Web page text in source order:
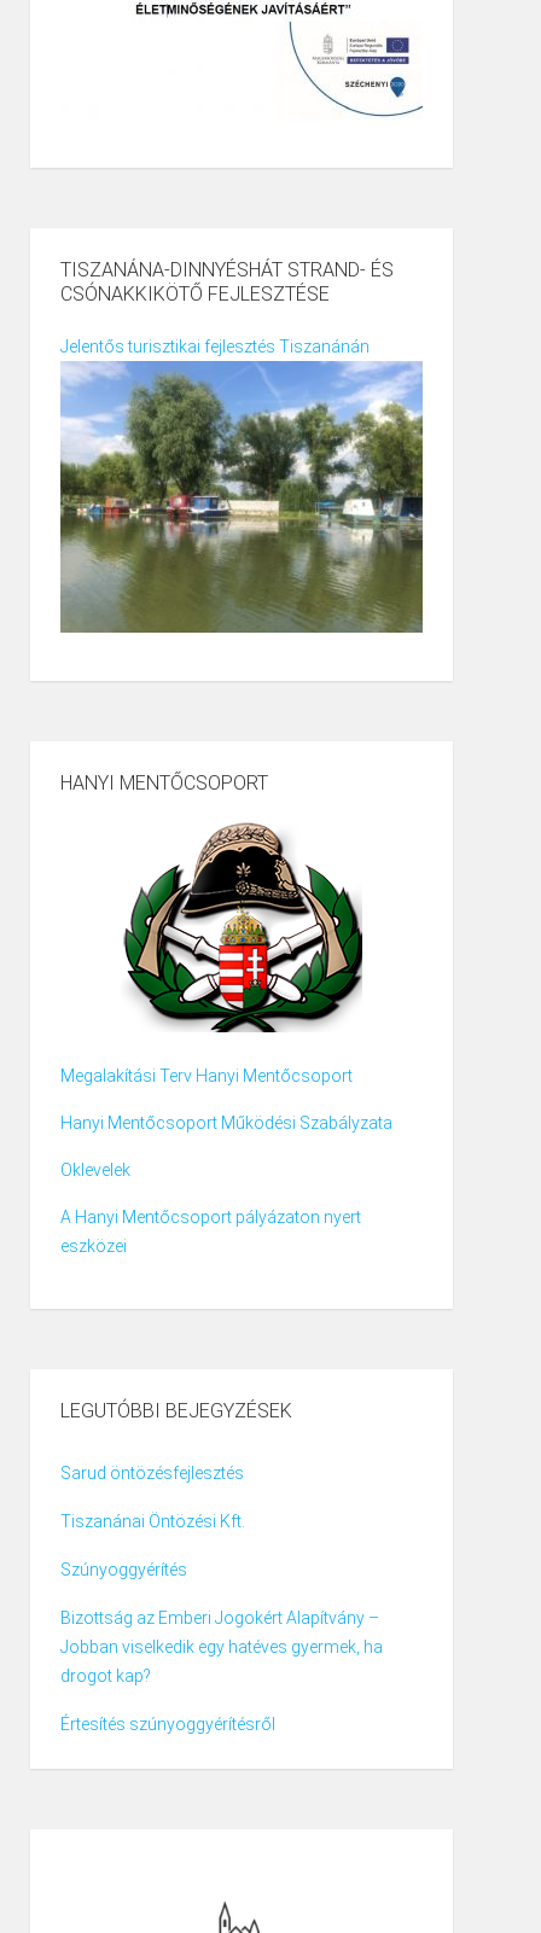
TISZANÁNA-DINNYÉSHÁT STRAND- ÉS
CSÓNAKKIKÖTŐ FEJLESZTÉSE
Jelentős turisztikai fejlesztés Tiszanánán
HANYI MENTŐCSOPORT
Megalakítási Terv Hanyi Mentőcsoport
Hanyi Mentőcsoport Működési Szabályzata
Oklevelek
A Hanyi Mentőcsoport pályázaton nyert
eszközei
LEGUTÓBBI BEJEGYZÉSEK
Sarud öntözésfejlesztés
Tiszanánai Öntözési Kft.
Szúnyoggyérítés
Bizottság az Emberi Jogokért Alapítvány –
Jobban viselkedik egy hatéves gyermek, ha
drogot kap?
Értesítés szúnyoggyérítésről